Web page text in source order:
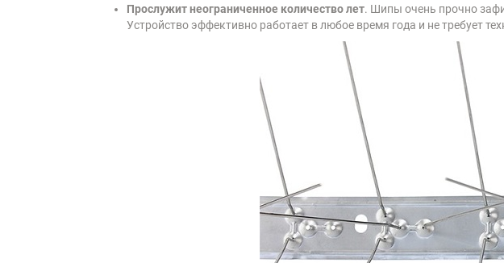
Прослужит неограниченное количество лет. Шипы очень прочно
Устройство эффективно работает в любое время года и не требует